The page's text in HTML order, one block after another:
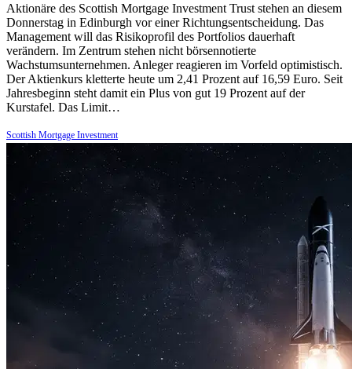
Aktionäre des Scottish Mortgage Investment Trust stehen an diesem
Donnerstag in Edinburgh vor einer Richtungsentscheidung. Das
Management will das Risikoprofil des Portfolios dauerhaft
verändern. Im Zentrum stehen nicht börsennotierte
Wachstumsunternehmen. Anleger reagieren im Vorfeld optimistisch.
Der Aktienkurs kletterte heute um 2,41 Prozent auf 16,59 Euro. Seit
Jahresbeginn steht damit ein Plus von gut 19 Prozent auf der
Kurstafel. Das Limit…
Scottish Mortgage Investment